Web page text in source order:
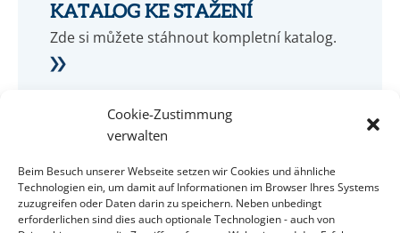
Cookie-Zustimmung
verwalten
Beim Besuch unserer Webseite setzen wir Cookies und ähnliche
Technologien ein, um damit auf Informationen im Browser Ihres Systems
zuzugreifen oder Daten darin zu speichern. Neben unbedingt
erforderlichen sind dies auch optionale Technologien - auch von
KATALOG KE STAŽENÍ
Zde si můžete stáhnout kompletní katalog.